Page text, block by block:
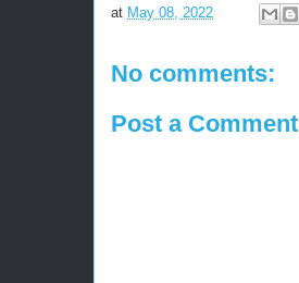
at May 08, 2022
No comments:
Post a Comment